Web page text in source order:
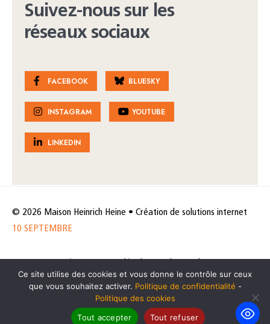
Suivez-nous sur les
réseaux sociaux
FACEBOOK BLUESKY
INSTAGRAM YOUTUBE
LINKEDIN
© 2026 Maison Heinrich Heine • Création de solutions internet
10 SEPTEMBRE
de données
Politique des cookies
Ce site utilise des cookies et vous donne le contrôle sur ceux
que vous souhaitez activer. Politique de confidentialité -
Politique des cookies
Tout accepter
Tout refuser